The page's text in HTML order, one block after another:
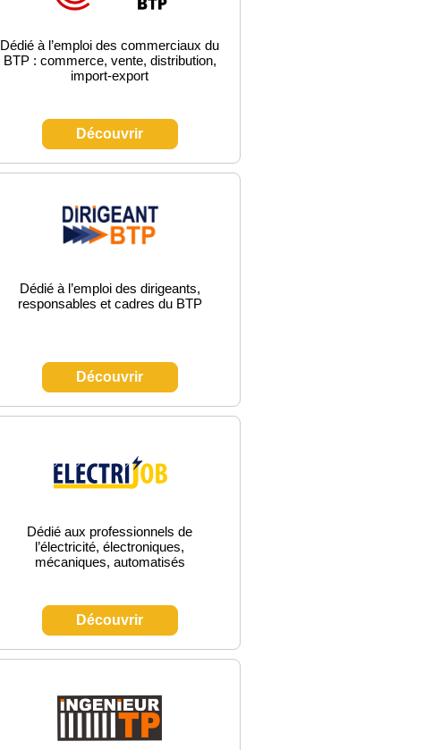
Dédié à l’emploi des commerciaux du
BTP : commerce, vente, distribution,
import-export
Découvrir
Dédié à l’emploi des dirigeants,
responsables et cadres du BTP
Découvrir
Dédié aux professionnels de
l’électricité, électroniques,
mécaniques, automatisés
Découvrir